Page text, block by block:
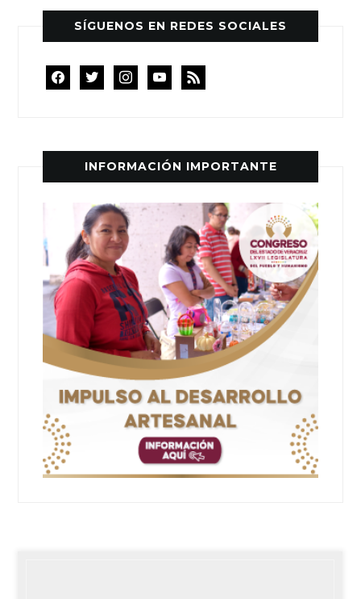
SÍGUENOS EN REDES SOCIALES
facebooktwitterinstagramyoutube
rss
INFORMACIÓN IMPORTANTE